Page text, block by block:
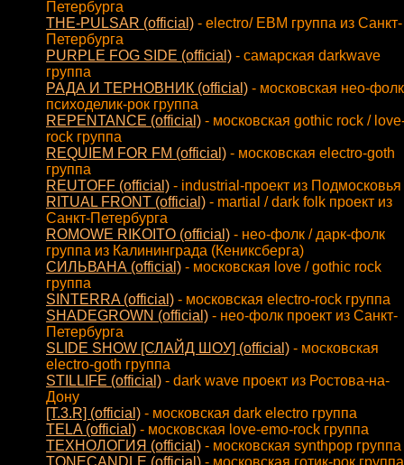
Петербурга
THE-PULSAR (official) - electro/ EBM группа из Санкт-
Петербурга
PURPLE FOG SIDE (official) - самарская darkwave
группа
РАДА И ТЕРНОВНИК (official) - московская нео-
психоделик-рок группа
REPENTANCE (official) - московская gothic rock /
rock группа
REQUIEM FOR FM (official) - московская electro-goth
группа
REUTOFF (official) - industrial-проект из Подмосковья
RITUAL FRONT (official) - martial / dark folk проект из
Санкт-Петербурга
ROMOWE RIKOITO (official) - нео-фолк / дарк-фолк
группа из Калининграда (Кениксберга)
СИЛЬВАНА (official) - московская love / gothic rock
группа
SINTERRA (official) - московская electro-rock группа
SHADEGROWN (official) - нео-фолк проект из Санкт-
Петербурга
SLIDE SHOW [СЛАЙД ШОУ] (official) - московская
electro-goth группа
STILLIFE (official) - dark wave проект из Ростова-на-
Дону
[T.3.R] (official) - московская dark electro группа
TELA (official) - московская love-emo-rock группа
ТЕХНОЛОГИЯ (official) - московская synthpop группа
TONECANDLE (official) - московская готик-рок группа